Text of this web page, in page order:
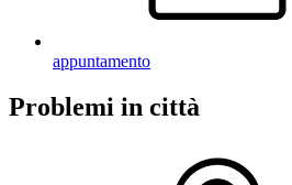
appuntamento
Problemi in città